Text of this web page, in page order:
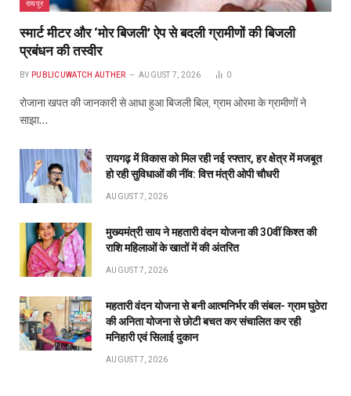
रायपुर
स्मार्ट मीटर और ‘मोर बिजली’ ऐप से बदली ग्रामीणों की बिजली
प्रबंधन की तस्वीर
BY PUBLICUWATCH AUTHER AUGUST 7, 2026 0
रोजाना खपत की जानकारी से आधा हुआ बिजली बिल, ग्राम ओरमा के ग्रामीणों ने
साझा…
रायगढ़ में विकास को मिल रही नई रफ्तार, हर क्षेत्र में मजबूत
हो रही सुविधाओं की नींव: वित्त मंत्री ओपी चौधरी
AUGUST 7, 2026
मुख्यमंत्री साय ने महतारी वंदन योजना की 30वीं किश्त की
राशि महिलाओं के खातों में की अंतरित
AUGUST 7, 2026
महतारी वंदन योजना से बनी आत्मनिर्भर की संबल- ग्राम घुठेरा
की अनिता योजना से छोटी बचत कर संचालित कर रही
मनिहारी एवं सिलाई दुकान
AUGUST 7, 2026